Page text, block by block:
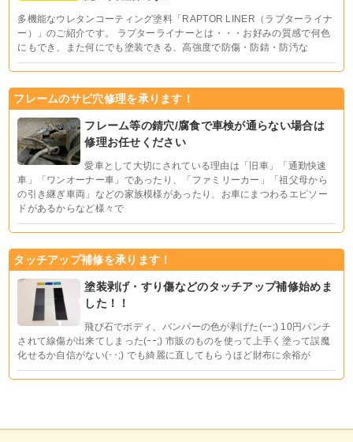
多機能なウレタンコーティング塗料「RAPTOR LINER（ラプターライナ
ー）」のご紹介です。 ラプターライナーとは・・・お好みの質感で何色
にもでき、また何にでも塗装できる、高強度で防傷・防錆・防汚な
フレームのサビ穴修理を承ります！
フレーム等の錆穴/腐食で車検が通らない場合は
修理お任せください
愛車として大切にされている理由は「旧車」「通勤快速
車」「ワンオーナー車」であったり、「ファミリーカー」「祖父母から
の引き継ぎ車両」などの家族模様があったり、お車にまつわるエピソー
ドがあるからなど様々で
タッチアップ補修を承ります！
塗装剥げ・すり傷などのタッチアップ補修始めま
した！！
飛び石でボディ、バンパーの色が剥げた(ｰｰ;) 10円パンチ
されて線傷が出来てしまった(ｰｰ;) 市販のものを使って上手く塗って誤魔
化せるか自信がない(･･;) でも綺麗に直してもらうほど財布に余裕が